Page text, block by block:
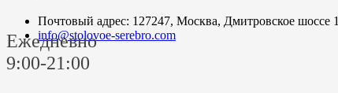
Почтовый адрес: 127247, Москва, Дмитровское шоссе
info@stolovoe-serebro.com
Ежедневно
9:00-21:00